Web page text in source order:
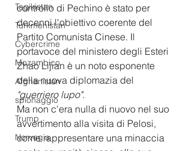
Tagikistan
Turkmenistan
Cybercrime
Mozambico
Afghanistan
spionaggio
Trump
Norvegia
controllo di Pechino è stato per
decenni l'obiettivo coerente del
Partito Comunista Cinese. Il
portavoce del ministero degli Esteri
Zhao Lijian è un noto esponente
della nuova diplomazia del
"guerriero lupo".
Ma non c'era nulla di nuovo nel suo
avvertimento alla visita di Pelosi,
come rappresentare una minaccia